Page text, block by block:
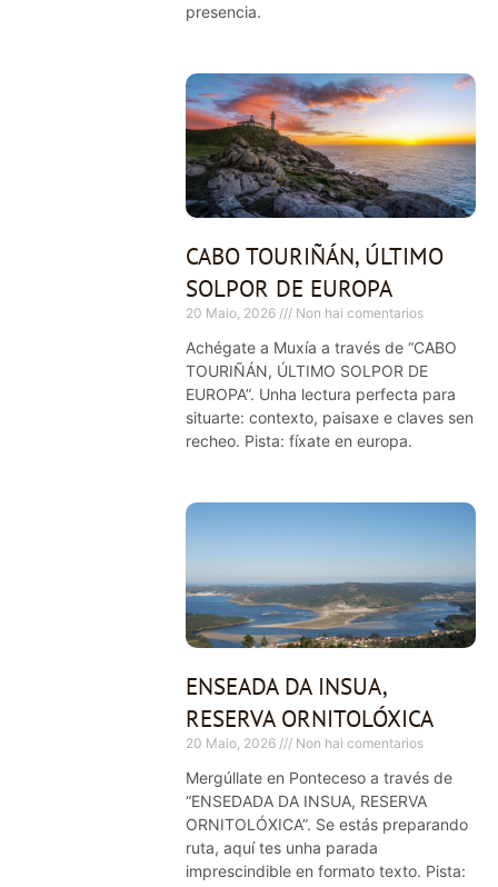
presencia.
CABO TOURIÑÁN, ÚLTIMO
SOLPOR DE EUROPA
20 Maio, 2026 Non hai comentarios
Achégate a Muxía a través de “CABO
TOURIÑÁN, ÚLTIMO SOLPOR DE
EUROPA”. Unha lectura perfecta para
situarte: contexto, paisaxe e claves sen
recheo. Pista: fíxate en europa.
ENSEADA DA INSUA,
RESERVA ORNITOLÓXICA
20 Maio, 2026 Non hai comentarios
Mergúllate en Ponteceso a través de
“ENSEDADA DA INSUA, RESERVA
ORNITOLÓXICA”. Se estás preparando
ruta, aquí tes unha parada
imprescindible en formato texto. Pista: